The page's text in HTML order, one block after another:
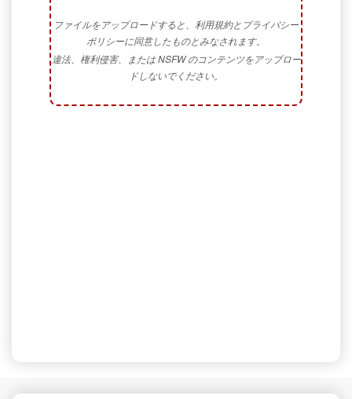
ファイルをアップロードすると、利用規約とプライバシー
ポリシーに同意したものとみなされます。
違法、権利侵害、または NSFW のコンテンツをアップロー
ドしないでください。